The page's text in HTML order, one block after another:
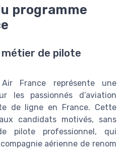
programme
de pilote
France représente une
les passionnés d’aviation
de ligne en France. Cette
candidats motivés, sans
pilote professionnel, qui
aérienne de renom